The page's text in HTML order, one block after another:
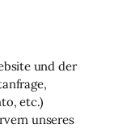
und der
etc.)
unseres